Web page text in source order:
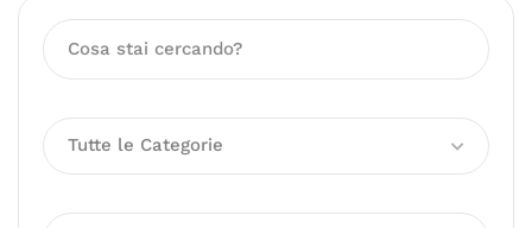
Tutte le Categorie